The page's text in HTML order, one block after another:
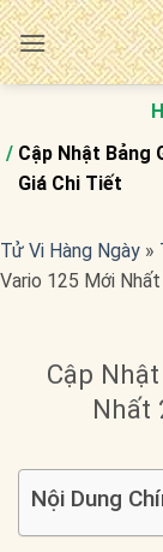
Bỏ
qua
nội
Cập Nhật Bảng
Giá Chi Tiết
Tử Vi Hàng Ngày »
Vario 125 Mới
Cập
Nhất
Nội Dung